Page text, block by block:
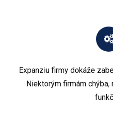
Expanziu firmy dokáže
Niektorým firmám